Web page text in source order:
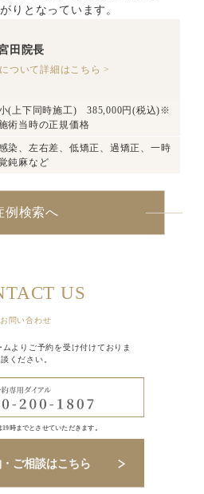
りとなっています。
田院長
ついて詳細はこちら >
(上下同時施工) 385,000円(税込)※
術当時の正規価格
染、左右差、低矯正、過矯正、一時
鈍麻など
例検索へ
US
お問い合わせ
よりご予約を受け付けておりま
ください。
時までとさせていただきます。